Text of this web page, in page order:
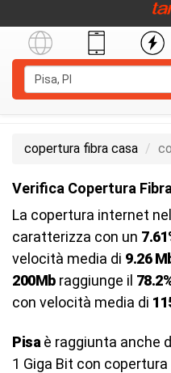
copertura fibra casa
Verifica Copertura
La copertura internet
caratterizza con un
velocità media di 9.26
200Mbraggiunge il
con velocità media di
Pisa è raggiunta anche
1 Giga Bit con copertura